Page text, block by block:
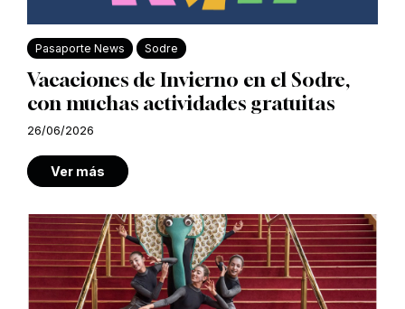
Pasaporte News Sodre
Vacaciones de Invierno en el Sodre,
con muchas actividades gratuitas
26/06/2026
Ver más